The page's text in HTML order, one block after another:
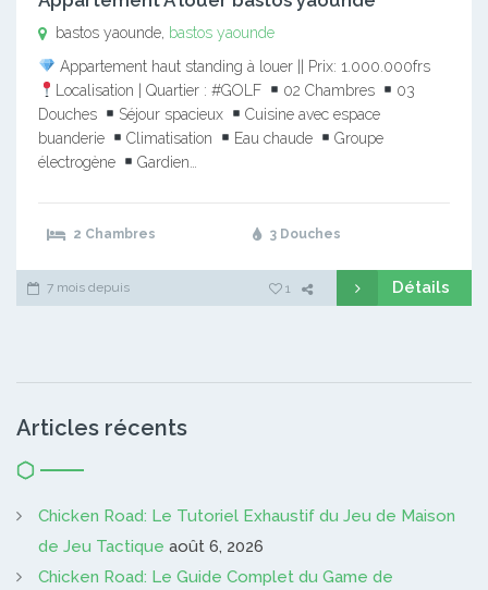
bastos yaounde, bastos yaounde
Appartement haut standing à louer || Prix: 1.000.000frs
Localisation | Quartier : #GOLF
02 Chambres
03
Douches
Séjour spacieux
Cuisine avec espace
buanderie
Climatisation Eau chaude
Groupe
électrogène
Gardien…
2 Chambres 3 Douches
7 mois depuis 1 Détails
Articles récents
Chicken Road: Le Tutoriel Exhaustif du Jeu de Maison
de Jeu Tactique août 6, 2026
Chicken Road: Le Guide Complet du Game de